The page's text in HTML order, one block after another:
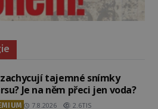
zachycují tajemné snímky
Je na něm přeci jen voda?
7.8.2026 2.6TIS